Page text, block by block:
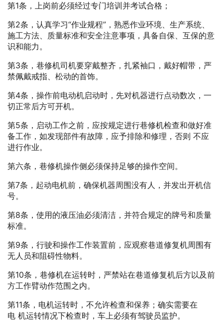
第1条，上岗前必须经过专门培训并考试合格；
第2条，认真学习“作业规程”，熟悉作业环境、生产系统、
施工方法、质量标准和安全注意事项，具备自保、互保的意
识和能力。
第3条，巷修机司机要穿戴整齐，扎紧袖口，戴好帽带，严
禁佩戴戒指、松动的首饰。
第4条，操作前电动机启动时，先对机器进行点动数次，一
切正常后方可开机。
第5条，启动工作之前，应按规定进行巷修机检查和做好准
备工作，如发现部件有故障，应予排除和修理，否则 不应
进行作业。
第六条，巷修机操作侧必须保持足够的操作空间。
第7条，起动电机前，确保机器周围没有人，并发出开机信
号。
第8条，使用的液压油必须清洁，并符合规定的牌号和质量
标准。
第9条，行驶和操作工作装置前，应观察巷道修复机周围有
无人员和阻碍性物料。
第10条，巷修机在运转时，严禁站在巷道修复机后方以及前
方工作臂动作范围之内。
第11条，电机运转时，不允许检查和保养；确实需要在
电 机运转情况下检查时，车上必须有驾驶员监护。